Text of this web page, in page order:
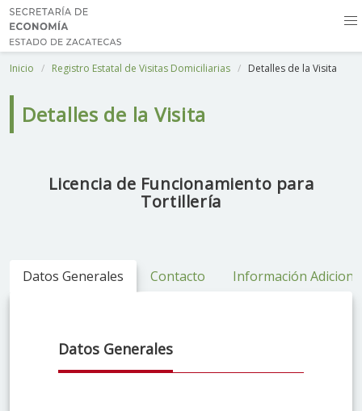
Inicio Registro Estatal de Visitas Domiciliarias Detalles de la Visita
Detalles de la Visita
Licencia de Funcionamiento para
Tortillería
Datos Generales Contacto Información
Datos Generales